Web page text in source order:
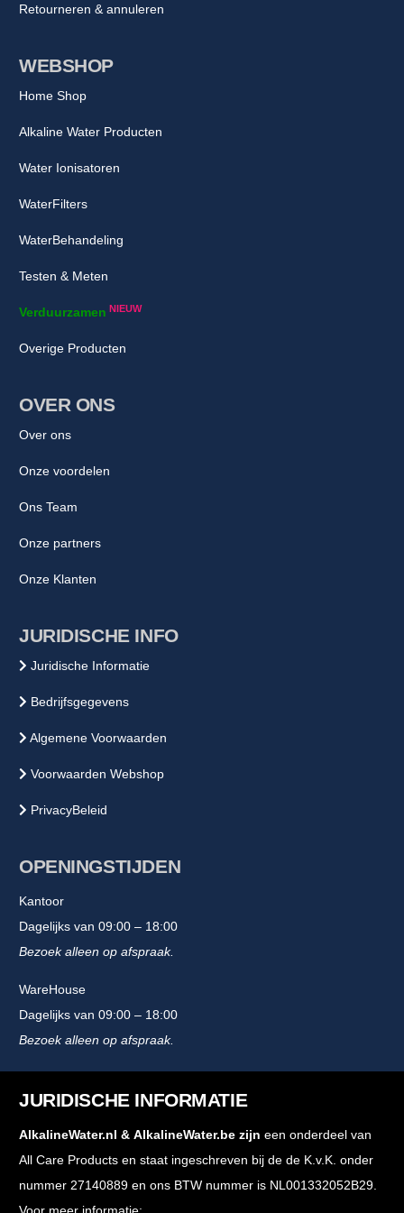
WEBSHOP
Home Shop
Alkaline Water Producten
Water Ionisatoren
WaterFilters
WaterBehandeling
Testen & Meten
Verduurzamen NIEUW
Overige Producten
OVER ONS
Over ons
Onze voordelen
Ons Team
Onze partners
Onze Klanten
JURIDISCHE INFO
Juridische Informatie
Bedrijfsgegevens
Algemene Voorwaarden
Voorwaarden Webshop
PrivacyBeleid
OPENINGSTIJDEN
Kantoor
Dagelijks van 09:00 – 18:00
Bezoek alleen op afspraak.
WareHouse
Dagelijks van 09:00 – 18:00
Bezoek alleen op afspraak.
Retourneren & annuleren
JURIDISCHE INFORMATIE
AlkalineWater.nl & AlkalineWater.be zijn een onderdeel van
All Care Products en staat ingeschreven bij de de K.v.K. onder
nummer 27140889 en ons BTW nummer is NL001332052B29.
Voor meer informatie: